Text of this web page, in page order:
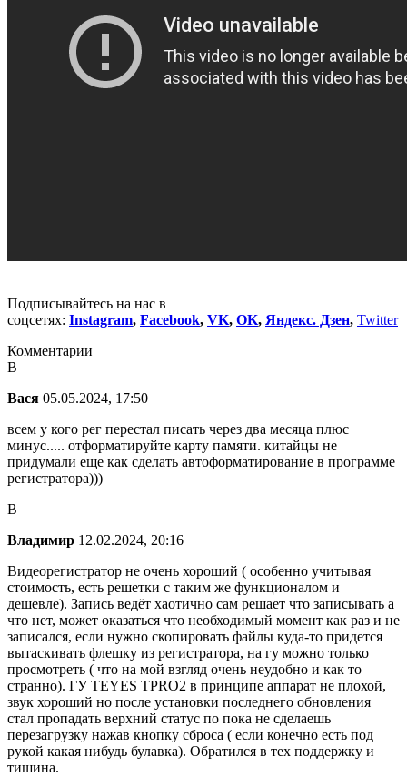
Подписывайтесь на нас в
соцсетях: Instagram, Facebook, VK, OK, Яндекс. Дзен, Twitter
Комментарии
В
Вася 05.05.2024, 17:50
всем у кого рег перестал писать через два месяца плюс
минус..... отформатируйте карту памяти. китайцы не
придумали еще как сделать автоформатирование в программе
регистратора)))
В
Владимир 12.02.2024, 20:16
Видеорегистратор не очень хороший ( особенно учитывая
стоимость, есть решетки с таким же функционалом и
дешевле). Запись ведёт хаотично сам решает что записывать а
что нет, может оказаться что необходимый момент как раз и не
записался, если нужно скопировать файлы куда-то придется
вытаскивать флешку из регистратора, на гу можно только
просмотреть ( что на мой взгляд очень неудобно и как то
странно). ГУ TEYES TPRO2 в принципе аппарат не плохой,
звук хороший но после установки последнего обновления
стал пропадать верхний статус по пока не сделаешь
перезагрузку нажав кнопку сброса ( если конечно есть под
рукой какая нибудь булавка). Обратился в тех поддержку и
тишина.